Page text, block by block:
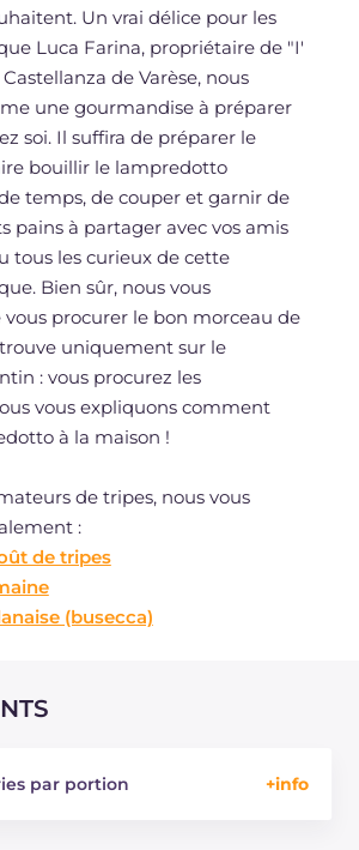
Un vrai délice pour les
Luca Farina, propriétaire de "I'
de Varèse, nous
une gourmandise à préparer
soi. Il suffira de préparer le
bouillir le lampredotto
temps, de couper et garnir de
pains à partager avec vos amis
tous les curieux de cette
Bien sûr, nous vous
vous procurer le bon morceau de
uniquement sur le
: vous procurez les
vous expliquons comment
à la maison !
de tripes, nous vous
:
de tripes
(busecca)
par portion